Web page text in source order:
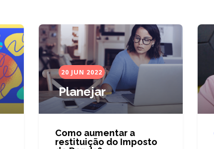
20 JUN 2022
Planejar
Como aumentar a
restituição do Imposto